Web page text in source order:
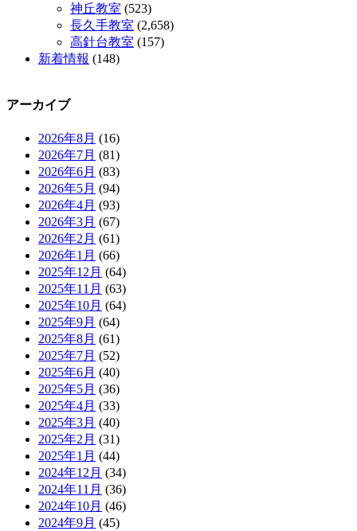
神丘教室 (523)
長久手教室 (2,658)
高針台教室 (157)
新着情報 (148)
アーカイブ
2026年8月 (16)
2026年7月 (81)
2026年6月 (83)
2026年5月 (94)
2026年4月 (93)
2026年3月 (67)
2026年2月 (61)
2026年1月 (66)
2025年12月 (64)
2025年11月 (63)
2025年10月 (64)
2025年9月 (64)
2025年8月 (61)
2025年7月 (52)
2025年6月 (40)
2025年5月 (36)
2025年4月 (33)
2025年3月 (40)
2025年2月 (31)
2025年1月 (44)
2024年12月 (34)
2024年11月 (36)
2024年10月 (46)
2024年9月 (45)